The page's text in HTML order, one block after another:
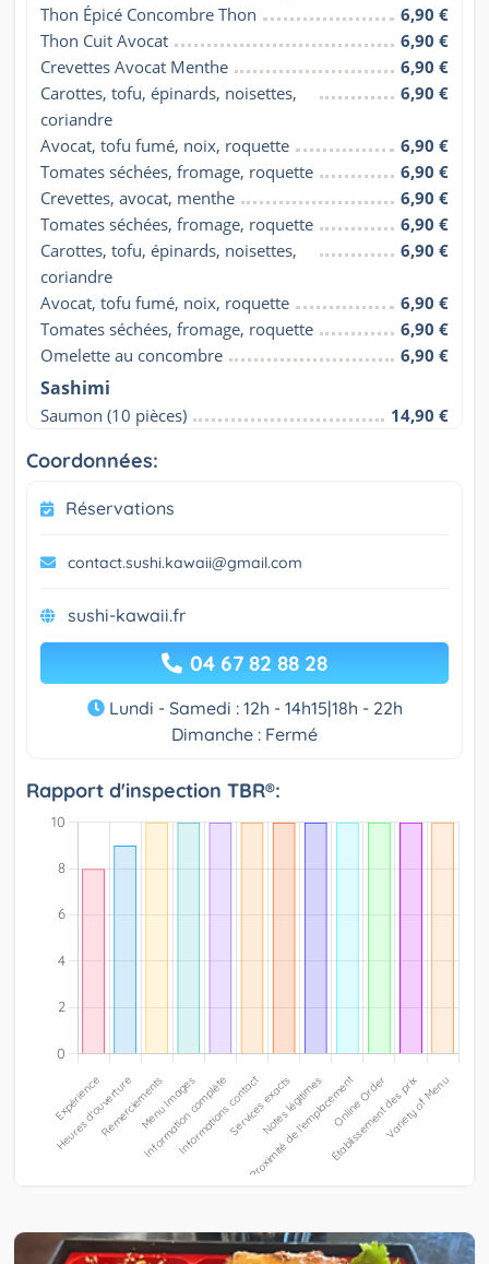
Thon Épicé Concombre Thon
6,90 €
Thon Cuit Avocat
6,90 €
Crevettes Avocat Menthe
6,90 €
Carottes, tofu, épinards, noisettes,
coriandre
6,90 €
Avocat, tofu fumé, noix, roquette
6,90 €
Tomates séchées, fromage, roquette
6,90 €
Crevettes, avocat, menthe
6,90 €
Tomates séchées, fromage, roquette
6,90 €
Carottes, tofu, épinards, noisettes,
coriandre
6,90 €
Avocat, tofu fumé, noix, roquette
6,90 €
Tomates séchées, fromage, roquette
6,90 €
Omelette au concombre
6,90 €
Sashimi
Saumon (10 pièces) 14,90 €
Coordonnées:
Réservations
contact.sushi.kawaii@gmail.com
sushi-kawaii.fr
04 67 82 88 28
Lundi - Samedi : 12h - 14h15|18h - 22h
Dimanche : Fermé
Rapport d'inspection TBR®: